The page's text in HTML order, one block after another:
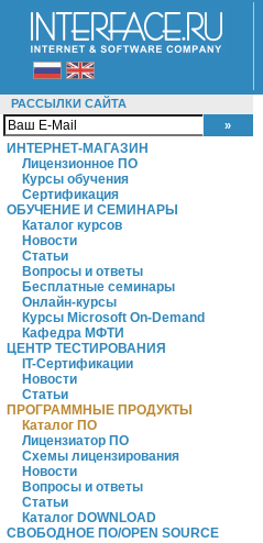
РАССЫЛКИ САЙТА
ИНТЕРНЕТ-МАГАЗИН
Лицензионное ПО
Курсы обучения
Сертификация
ОБУЧЕНИЕ И СЕМИНАРЫ
Каталог курсов
Новости
Статьи
Вопросы и ответы
Бесплатные семинары
Онлайн-курсы
Курсы Microsoft On-Demand
Кафедра МФТИ
ЦЕНТР ТЕСТИРОВАНИЯ
IT-Сертификации
Новости
Статьи
ПРОГРАММНЫЕ ПРОДУКТЫ
Каталог ПО
Лицензиатор ПО
Схемы лицензирования
Новости
Вопросы и ответы
Статьи
Каталог DOWNLOAD
СВОБОДНОЕ ПО/OPEN SOURCE